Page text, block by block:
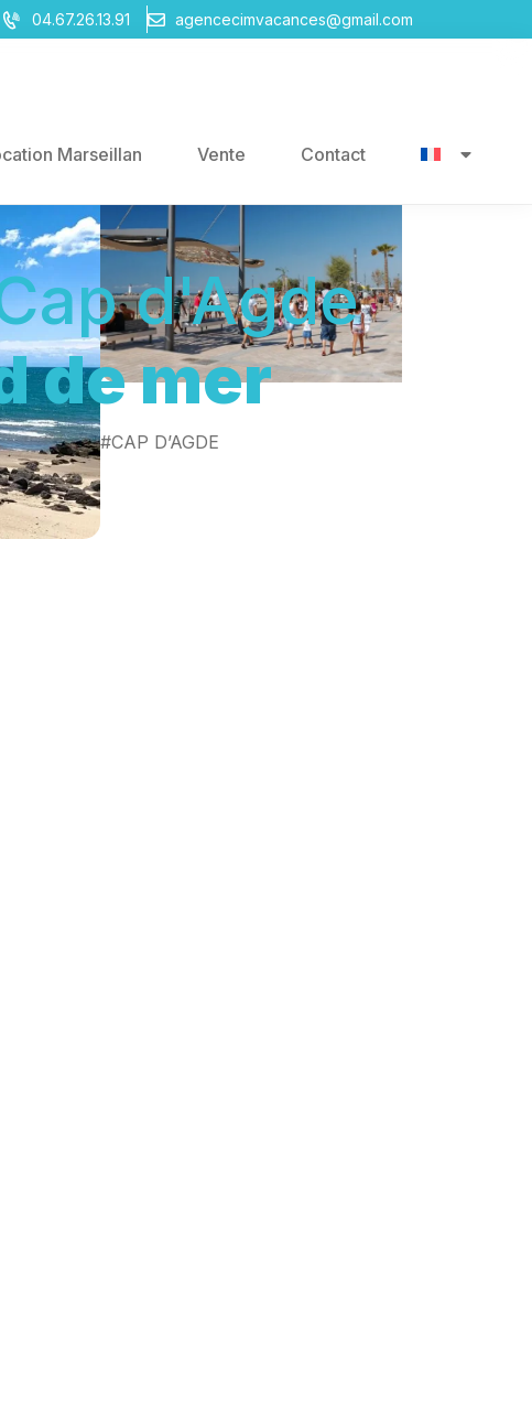
04.67.26.13.91 agencecimvacances@gmail.com
Marseillan Vente Contact
d'Agde
de mer
#CAP D’AGDE